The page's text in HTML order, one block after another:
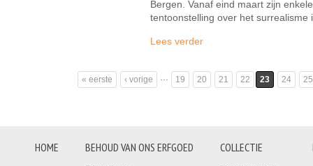
Bergen. Vanaf eind maart zijn
tentoonstelling over het surrealisme
Lees verder
« eerste ‹ vorige 19 20 21 22 23 24 25
HOME BEHOUD VAN ONS ERFGOED COLLECTIE